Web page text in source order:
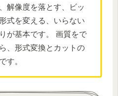
解像度を落とす、ビッ
式を変える、いらない
が基本です。 画質をで
、形式変換とカットの
す。